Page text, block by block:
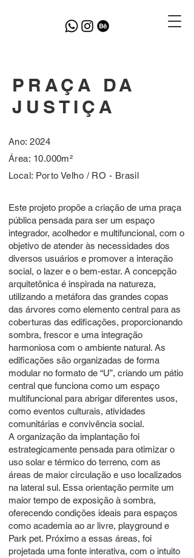
PRAÇA DA
JUSTIÇA
Ano: 2024
Área: 10.000m²
Local: Porto Velho / RO - Brasil
Este projeto propõe a criação de uma praça
pública pensada para ser um espaço
integrador, acolhedor e multifuncional, com o
objetivo de atender às necessidades dos
diversos usuários e promover a interação
social, o lazer e o bem-estar. A concepção
arquitetônica é inspirada na natureza,
utilizando a metáfora das grandes copas
das árvores como elemento central para as
coberturas das edificações, proporcionando
sombra, frescor e uma integração
harmoniosa com o ambiente natural. As
edificações são organizadas de forma
modular no formato de “U”, criando um pátio
central que funciona como um espaço
multifuncional para abrigar diferentes usos,
como eventos culturais, atividades
comunitárias e convivência social.
A organização da implantação foi
estrategicamente pensada para otimizar o
uso solar e térmico do terreno, com as
áreas de maior circulação e uso localizados
na lateral sul. Essa orientação permite um
maior tempo de exposição à sombra,
oferecendo condições ideais para espaços
como academia ao ar livre, playground e
Park pet. Próximo a essas áreas, foi
projetada uma fonte interativa, com o intuito